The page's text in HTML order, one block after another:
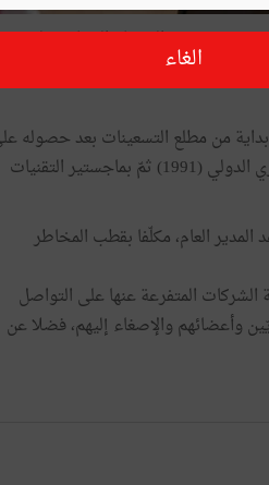
من خدمة الحرفاء التجارية إلى
مناظرة أطلقتها وزارة المالية
بداية من مطلع التسعينات بعد حصوله
شهادة الأستاذية في العلوم الاقتصادية (1988) وإثرائها بماجستير في القانون التجاري الدولي (1991) ثمّ بماجستير التقنيات
في سلّم المهّام والوظائف حتّى أصبح في سنة 2015 مساعد المدير العام، مكلّفا بقطب المخاطر
المتفرعة عنها على التواصل
وأعضائهم والإصغاء إليهم، فضلا عن
الغاء